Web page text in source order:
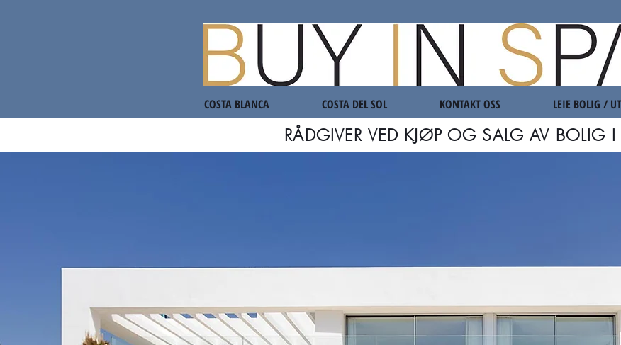
COSTA BLANCA COSTA DEL SOL KONTAKT OSS LEIE BOLIG /
RÅDGIVER VED KJØP OG SALG AV BOLIG